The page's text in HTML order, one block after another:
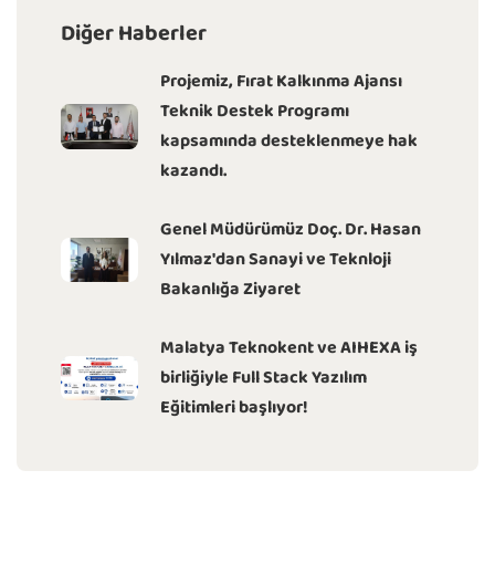
Diğer Haberler
Projemiz, Fırat Kalkınma Ajansı
Teknik Destek Programı
kapsamında desteklenmeye hak
kazandı.
Genel Müdürümüz Doç. Dr. Hasan
Yılmaz'dan Sanayi ve Teknloji
Bakanlığa Ziyaret
Malatya Teknokent ve AIHEXA iş
birliğiyle Full Stack Yazılım
Eğitimleri başlıyor!